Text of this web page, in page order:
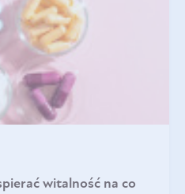
witalność na co